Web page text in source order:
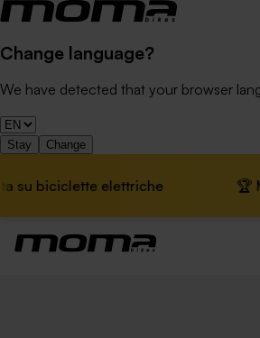
Change language?
We have detected that your browser
Stay Change
elettriche 🏆 Marchio